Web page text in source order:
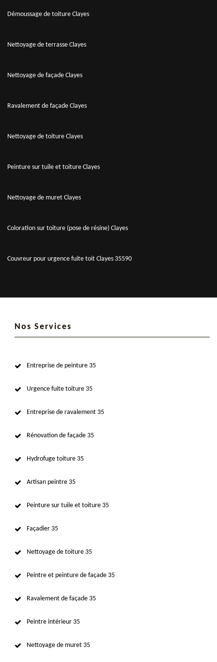
Démoussage de toiture Clayes
Nettoyage de terrasse Clayes
Nettoyage de façade Clayes
Ravalement de façade Clayes
Nettoyage de toiture Clayes
Peinture sur tuile et toiture Clayes
Nettoyage de muret Clayes
Coloration sur toiture (pose de résine) Clayes
Couvreur pour urgence fuite toit Clayes 35590
Nos Services
Entreprise de peinture 35
Urgence fuite toiture 35
Entreprise de ravalement 35
Rénovation de façade 35
Hydrofuge toiture 35
Artisan peintre 35
Peinture sur tuile et toiture 35
Façadier 35
Nettoyage de toiture 35
Peintre et peinture de façade 35
Ravalement de façade 35
Peintre intérieur 35
Nettoyage de muret 35